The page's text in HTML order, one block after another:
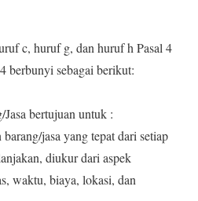
c, huruf g, dan huruf h Pasal 4
berbunyi sebagai berikut:
Jasa bertujuan untuk :
jasa yang tepat dari setiap
diukur dari aspek
waktu, biaya, lokasi, dan